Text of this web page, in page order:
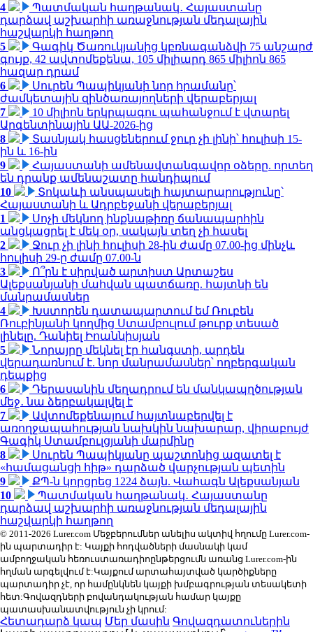
4
Պատմական հաղթանակ․ Հայաստանը
դարձավ աշխարհի առաջնության մեդալային
հաշվարկի հաղթող
5
Գագիկ Ծառուկյանից կբռնագանձվի 75 անշարժ
գույք, 42 ավտոմեքենա, 105 միլիարդ 865 միլիոն 865
հազար դրամ
6
Սուրեն Պապիկյանի նոր հրամանը՝
ժամկետային զինծառայողների վերաբերյալ
7
10 միլիոն երկրպագու պահանջում է վտարել
Արգենտինային ԱԱ-2026-ից
8
Տասնյակ հասցեներում ջուր չի լինի՝ հուլիսի 15-
ին և 16-ին
9
Հայաստանի ամենավտանգավոր օձերը. որտեղ
են դրանք ամենաշատը հանդիպում
10
Տոկաևի անսպասելի հայտարարությունը՝
Հայաստանի և Ադրբեջանի վերաբերյալ
1
Սոչի մեկնող ինքնաթիռը ճանապարհին
անցկացրել է մեկ օր, սակայն տեղ չի հասել
2
Ջուր չի լինի հուլիսի 28-ին ժամը 07.00-ից մինչև
հուլիսի 29-ը ժամը 07.00-ն
3
Ո՞րն է սիրված արտիստ Արտաշես
Ալեքսանյանի մահվան պատճառը. հայտնի են
մանրամասներ
4
Խստորեն դատապարտում եմ Ռուբեն
Ռուբինյանի կողմից Ստամբուլում թուրք տեսած
լինելը. Դանիել Իոաննիսյան
5
Նորայրը մեկնել էր հանգստի, արդեն
վերադառնում է. նոր մանրամասներ՝ ողբերգական
դեպքից
6
Դերասանին մեղադրում են մանկապղծության
մեջ․ նա ձերբակալվել է
7
Ավտոմեքենայում հայտնաբերվել է
առողջապահության նախկին նախարար, վիրաբույժ
Գագիկ Ստամբուլցյանի մարմինը
8
Սուրեն Պապիկյանը պաշտոնից ազատել է
«համացանցի հիթ» դարձած վարչության պետին
9
ՔՊ-ն կորցրեց 1224 ձայն. Վահագն Ալեքսանյան
10
Պատմական հաղթանակ․ Հայաստանը
դարձավ աշխարհի առաջնության մեդալային
հաշվարկի հաղթող
© 2011-2026 Lurer.com Մեջբերումներ անելիս ակտիվ հղումը Lurer.com-
ին պարտադիր է: Կայքի հոդվածների մասնակի կամ
ամբողջական հեռուստառադիոընթերցումն առանց Lurer.com-ին
հղման արգելվում է:Կայքում արտահայտված կարծիքները
պարտադիր չէ, որ համընկնեն կայքի խմբագրության տեսակետի
հետ:Գովազդների բովանդակության համար կայքը
պատասխանատվություն չի կրում:
Հետադարձ կապ Մեր մասին Գովազդատուներին